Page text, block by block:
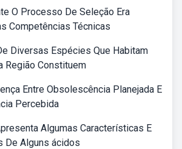
O Processo De Seleção Era
Competências Técnicas
Diversas Espécies Que Habitam
Região Constituem
Entre Obsolescência Planejada E
Percebida
Algumas Características E
De Alguns ácidos